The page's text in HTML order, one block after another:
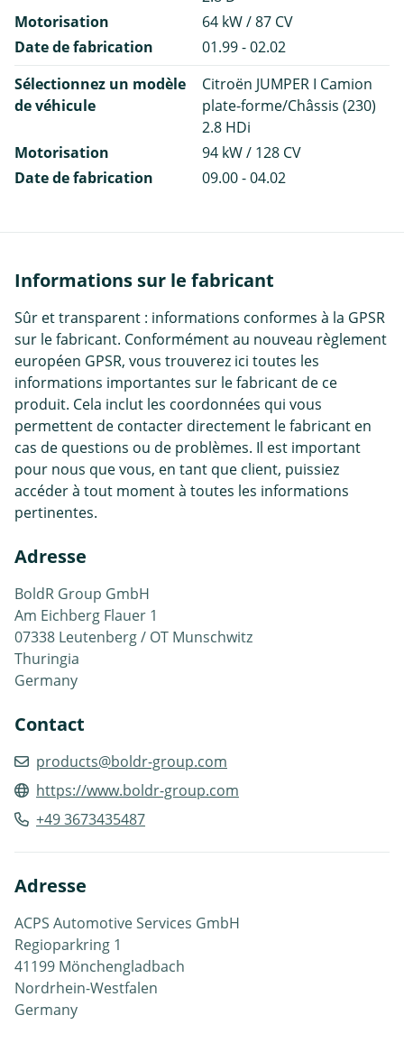
Motorisation
64 kW / 87 CV
Date de fabrication
01.99 - 02.02
Sélectionnez un modèle
de véhicule
Citroën JUMPER I Camion
plate-forme/Châssis (230)
2.8 HDi
Motorisation
94 kW / 128 CV
Date de fabrication
09.00 - 04.02
Informations sur le fabricant
Sûr et transparent : informations conformes à la GPSR
sur le fabricant. Conformément au nouveau règlement
européen GPSR, vous trouverez ici toutes les
informations importantes sur le fabricant de ce
produit. Cela inclut les coordonnées qui vous
permettent de contacter directement le fabricant en
cas de questions ou de problèmes. Il est important
pour nous que vous, en tant que client, puissiez
accéder à tout moment à toutes les informations
pertinentes.
Adresse
BoldR Group GmbH
Am Eichberg Flauer 1
07338 Leutenberg / OT Munschwitz
Thuringia
Germany
Contact
products@boldr-group.com
https://www.boldr-group.com
+49 3673435487
Adresse
ACPS Automotive Services GmbH
Regioparkring 1
41199 Mönchengladbach
Nordrhein-Westfalen
Germany